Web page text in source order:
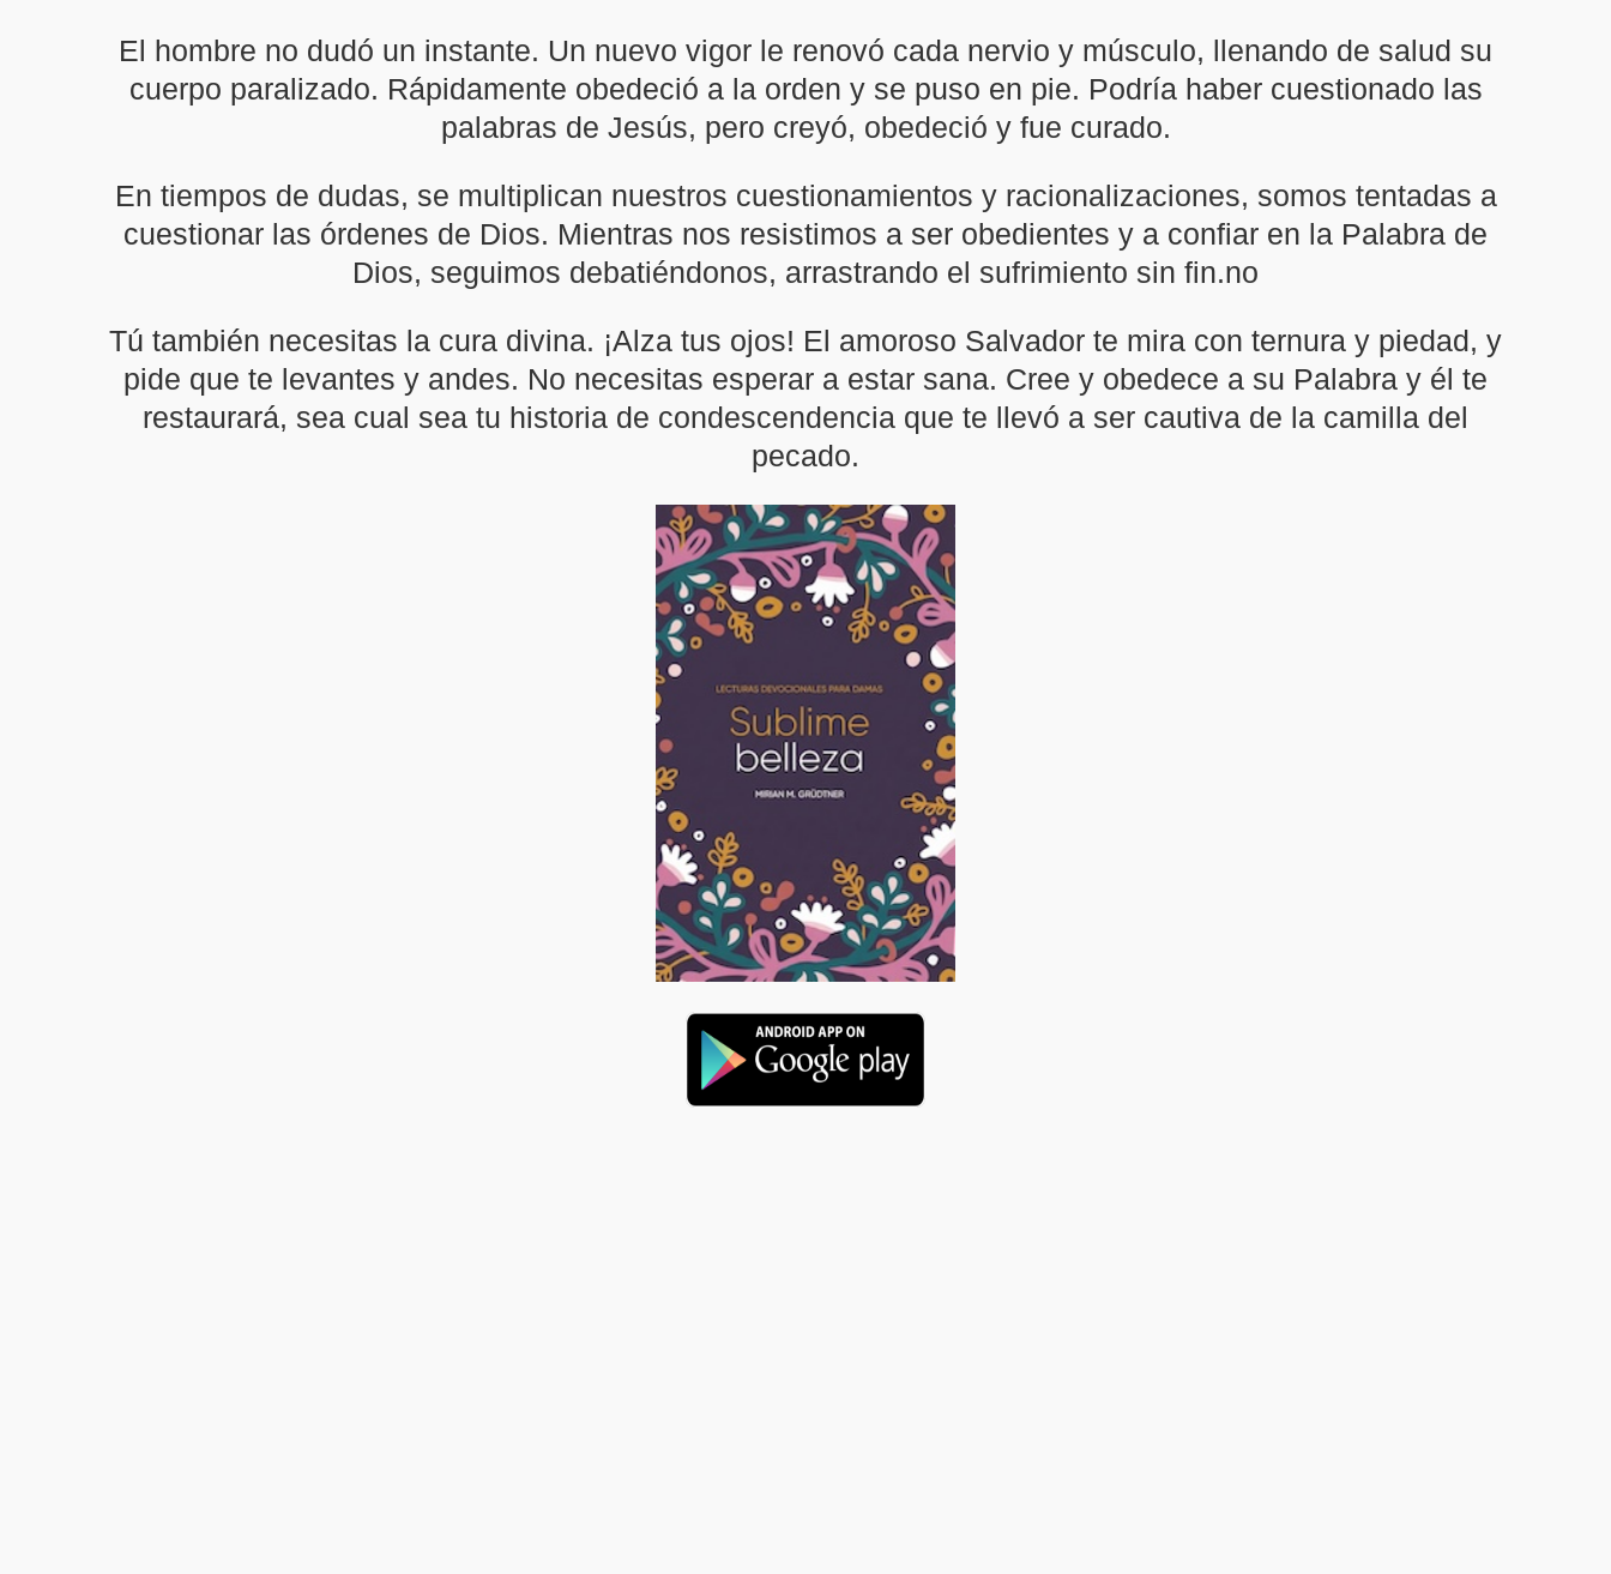
El hombre no dudó un instante. Un nuevo vigor le renovó cada nervio y músculo, llenando de salud su
cuerpo paralizado. Rápidamente obedeció a la orden y se puso en pie. Podría haber cuestionado las
palabras de Jesús, pero creyó, obedeció y fue curado.
En tiempos de dudas, se multiplican nuestros cuestionamientos y racionalizaciones, somos tentadas a
cuestionar las órdenes de Dios. Mientras nos resistimos a ser obedientes y a confiar en la Palabra de
Dios, seguimos debatiéndonos, arrastrando el sufrimiento sin fin.no
Tú también necesitas la cura divina. ¡Alza tus ojos! El amoroso Salvador te mira con ternura y piedad, y
pide que te levantes y andes. No necesitas esperar a estar sana. Cree y obedece a su Palabra y él te
restaurará, sea cual sea tu historia de condescendencia que te llevó a ser cautiva de la camilla del
pecado.